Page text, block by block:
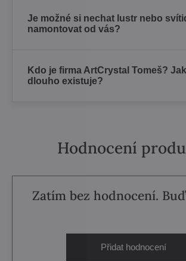
Je možné si nechat lustr nebo
namontovat od vás?
Kdo je firma ArtCrystal Tomeš? Jak
dlouho existuje?
Hodnocení
Zatím bez hodnocení.
Přidat hodnocení